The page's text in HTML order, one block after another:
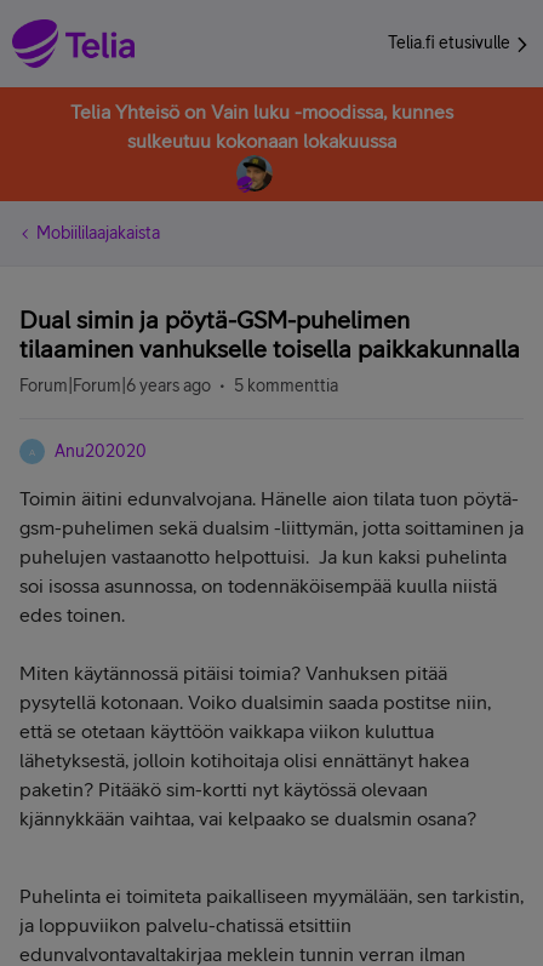
Telia.fi etusivulle
Telia Yhteisö on Vain luku -moodissa, kunnes
sulkeutuu kokonaan lokakuussa
Mobiililaajakaista
Dual simin ja pöytä-GSM-puhelimen
tilaaminen vanhukselle toisella paikkakunnalla
Forum|Forum|6 years ago 5 kommenttia
A Anu202020
Toimin äitini edunvalvojana. Hänelle aion tilata tuon pöytä-
gsm-puhelimen sekä dualsim -liittymän, jotta soittaminen ja
puhelujen vastaanotto helpottuisi. Ja kun kaksi puhelinta
soi isossa asunnossa, on todennäköisempää kuulla niistä
edes toinen.
Miten käytännossä pitäisi toimia? Vanhuksen pitää
pysytellä kotonaan. Voiko dualsimin saada postitse niin,
että se otetaan käyttöön vaikkapa viikon kuluttua
lähetyksestä, jolloin kotihoitaja olisi ennättänyt hakea
paketin? Pitääkö sim-kortti nyt käytössä olevaan
kjännykkään vaihtaa, vai kelpaako se dualsmin osana?
Puhelinta ei toimiteta paikalliseen myymälään, sen tarkistin,
ja loppuviikon palvelu-chatissä etsittiin
edunvalvontavaltakirjaa meklein tunnin verran ilman